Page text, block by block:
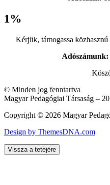
1%
Kérjük, támogassa
Adószámunk:
© Minden jog fenntartva
Magyar Pedagógiai Társaság –
Copyright © 2026 Magyar
Design by ThemesDNA.com
Vissza a tetejére